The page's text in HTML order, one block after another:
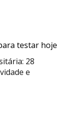
28
e